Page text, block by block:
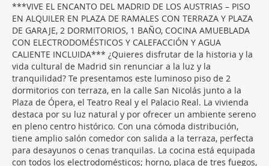
***VIVE EL ENCANTO DEL MADRID DE LOS AUSTRIAS – PISO
EN ALQUILER EN PLAZA DE RAMALES CON TERRAZA Y PLAZA
DE GARAJE, 2 DORMITORIOS, 1 BAÑO, COCINA AMUEBLADA
CON ELECTRODOMÉSTICOS Y CALEFACCIÓN Y AGUA
CALIENTE INCLUIDA*** ¿Quieres disfrutar de la historia y la
vida cultural de Madrid sin renunciar a la luz y la
tranquilidad? Te presentamos este luminoso piso de 2
dormitorios con terraza, en la calle San Nicolás junto a la
Plaza de Ópera, el Teatro Real y el Palacio Real. La vivienda
destaca por su luz natural y por ofrecer un ambiente sereno
en pleno centro histórico. Con una cómoda distribución,
tiene amplio salón comedor con salida a la terraza, perfecta
para desayunos o cenas tranquilas. La cocina está equipada
con todos los electrodomésticos; horno, placa de tres fuegos,